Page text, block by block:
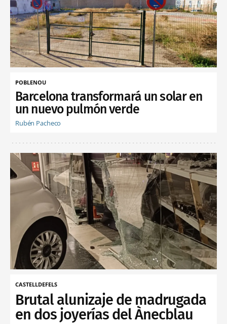
POBLENOU
Barcelona transformará un solar en
un nuevo pulmón verde
Rubén Pacheco
CASTELLDEFELS
Brutal alunizaje de madrugada
en dos joyerías del Ànecblau